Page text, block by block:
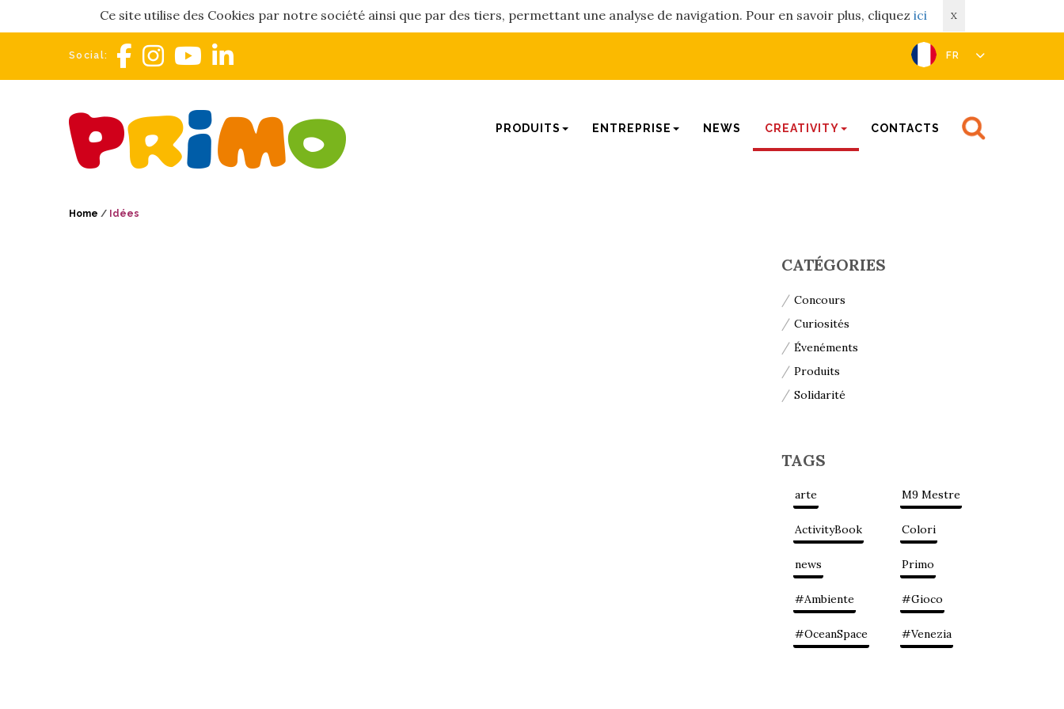
Ce site utilise des Cookies par notre société ainsi que par des tiers, permettant une analyse de navigation. Pour en savoir plus, cliquez ici X
Social: FR
PRODUITS ENTREPRISE NEWS CREATIVITY CONTACTS
Home / Idées
CATÉGORIES
Concours
Curiosités
Évenéments
Produits
Solidarité
TAGS
arte M9 Mestre
ActivityBook Colori
news Primo
#Ambiente #Gioco
#OceanSpace #Venezia